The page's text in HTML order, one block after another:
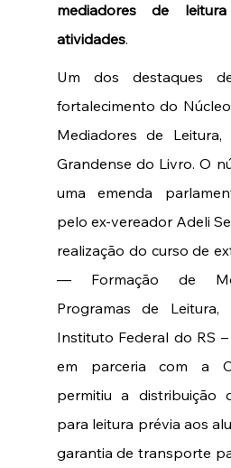
mediadores de
atividades.
Um dos destaques
fortalecimento do
Mediadores de
Grandense do Livro. O
uma emenda
pelo ex-vereador Adeli
realização do curso de
— Formação de
Programas de
Instituto Federal do RS
em parceria com a
permitiu a distribuição
para leitura prévia aos
garantia de transporte